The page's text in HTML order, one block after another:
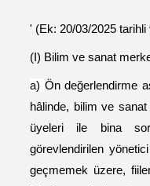
' (Ek: 20/03/2025 tarihli
(I) Bilim ve sanat
a) Ön değerlendirme
hâlinde, bilim ve
üyeleri ile bina
görevlendirilen
geçmemek üzere,